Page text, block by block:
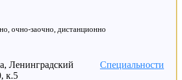
очно-заочно, дистанционно
Специальности
Ленинградский
к.5